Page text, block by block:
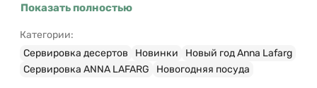
Показать полностью
Категории:
Сервировка десертов
Новинки
Новый год Anna Lafarg
Сервировка ANNA LAFARG
Новогодняя посуда